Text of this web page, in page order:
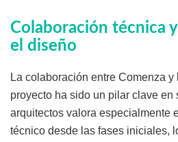
Colaboración técnica
el diseño
La colaboración entre Comenza y
proyecto ha sido un pilar clave en
arquitectos valora especialmente
técnico desde las fases iniciales,